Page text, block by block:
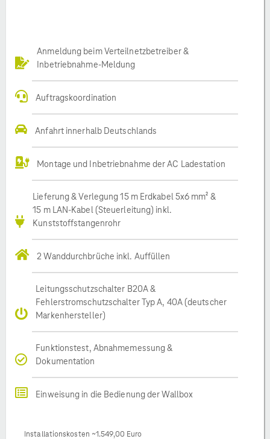
Anmeldung beim Verteilnetzbetreiber &
Inbetriebnahme-Meldung
Auftragskoordination
Anfahrt innerhalb Deutschlands
Montage und Inbetriebnahme der AC Ladestation
Lieferung & Verlegung 15 m Erdkabel 5x6 mm² &
15 m LAN-Kabel (Steuerleitung) inkl.
Kunststoffstangenrohr
2 Wanddurchbrüche inkl. Auffüllen
Leitungsschutzschalter B20A &
Fehlerstromschutzschalter Typ A, 40A (deutscher
Markenhersteller)
Funktionstest, Abnahmemessung &
Dokumentation
Einweisung in die Bedienung der Wallbox
Installationskosten ~1.549,00 Euro